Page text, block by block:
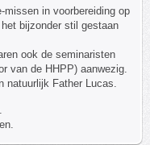
missen in voorbereiding op
bijzonder stil gestaan
ook de seminaristen
van de HHPP) aanwezig.
natuurlijk Father Lucas.